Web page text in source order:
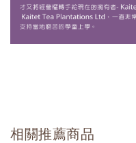
相關推薦商品